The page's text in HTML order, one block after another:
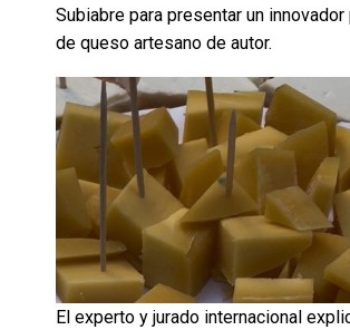
Subiabre para presentar un
de queso artesano de autor.
El experto y jurado internacional